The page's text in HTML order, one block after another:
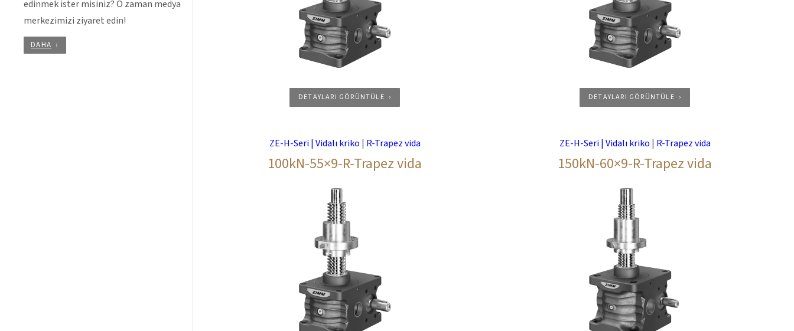
edinmek ister misiniz? O zaman medya
merkezimizi ziyaret edin!
DAHA
DETAYLARI GÖRÜNTÜLE DETAYLARI GÖRÜNTÜLE
ZE-H-Seri | Vidalı kriko | R-Trapez vida
100kN-55×9-R-Trapez vida
ZE-H-Seri | Vidalı kriko | R-Trapez vida
150kN-60×9-R-Trapez vida